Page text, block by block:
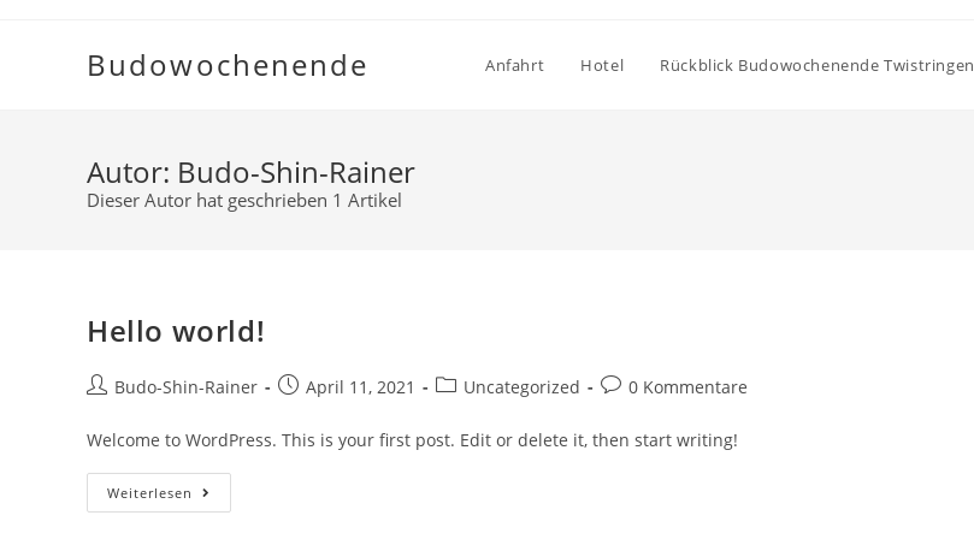
Budowochenende Anfahrt Hotel Rückblick Budowochenende Twistringen
Autor: Budo-Shin-Rainer
Dieser Autor hat geschrieben 1 Artikel
Hello world!
Budo-Shin-Rainer April 11, 2021 Uncategorized 0 Kommentare
Welcome to WordPress. This is your first post. Edit or delete it, then start writing!
Weiterlesen